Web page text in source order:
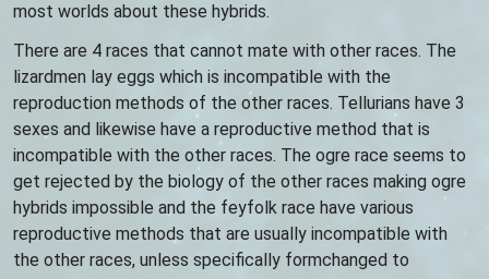
most worlds about these hybrids.
There are 4 races that cannot mate with other races. The
lizardmen lay eggs which is incompatible with the
reproduction methods of the other races. Tellurians have 3
sexes and likewise have a reproductive method that is
incompatible with the other races. The ogre race seems to
get rejected by the biology of the other races making ogre
hybrids impossible and the feyfolk race have various
reproductive methods that are usually incompatible with
the other races, unless specifically formchanged to